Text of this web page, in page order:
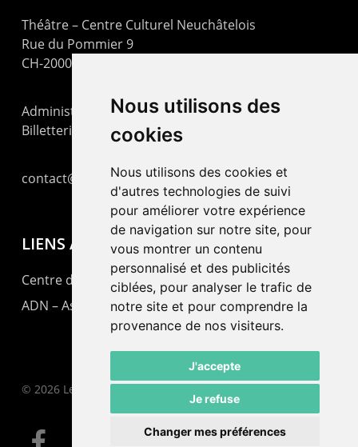
Nous utilisons des
cookies
Nous utilisons des cookies et
d'autres technologies de suivi
pour améliorer votre expérience
de navigation sur notre site, pour
vous montrer un contenu
personnalisé et des publicités
ciblées, pour analyser le trafic de
notre site et pour comprendre la
provenance de nos visiteurs.
J'accepte
Je refuse
Changer mes préférences
Théâtre – Centre Culturel Neuchâtelois
Rue du Pommier 9
CH-2000 Neuchâtel
Administration : +41 32 725 03 03
Billetterie : +41 32 725 05 05
contact@lepommier.ch
LIENS AMIS
Centre de culture ABC
ADN – Association Danse Neuchâtel
© 2026 Le Pommier.
facebook email